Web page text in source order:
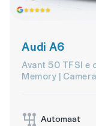
Audi A6
Avant 50 TFSI e
Memory |
Automaat